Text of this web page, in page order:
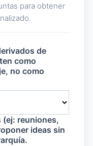
para obtener
de
como
no como
(ej: reuniones,
ideas sin